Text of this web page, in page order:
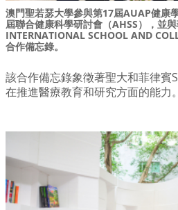
澳門聖若瑟大學參與第17屆AUAP健康
屆聯合健康科學研討會（AHSS），並
INTERNATIONAL SCHOOL AND
合作備忘錄。
該合作備忘錄象徵著聖大和菲律賓
在推進醫療教育和研究方面的能力。